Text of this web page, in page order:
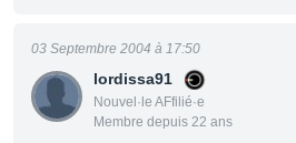
lordissa91
Nouvel·le AFfilié·e
Membre depuis 22 ans
03 Septembre 2004 à 17:50